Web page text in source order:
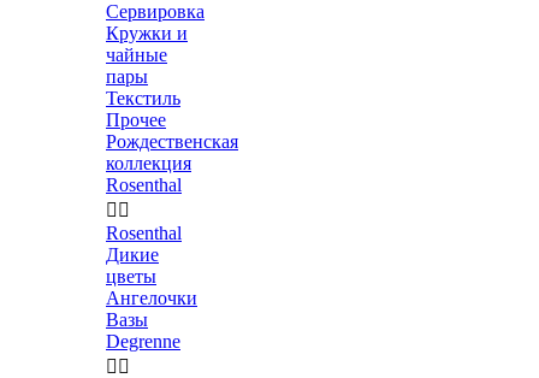
Сервировка
Кружки и
чайные
пары
Текстиль
Прочее
Рождественская
коллекция
Rosenthal
 
Rosenthal
Дикие
цветы
Ангелочки
Вазы
Degrenne
 